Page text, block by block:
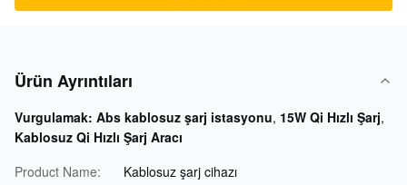
Ürün Ayrıntıları
Vurgulamak: Abs kablosuz şarj istasyonu, 15W Qi Hızlı Şarj,
Kablosuz Qi Hızlı Şarj Aracı
Product Name:
Kablosuz şarj cihazı